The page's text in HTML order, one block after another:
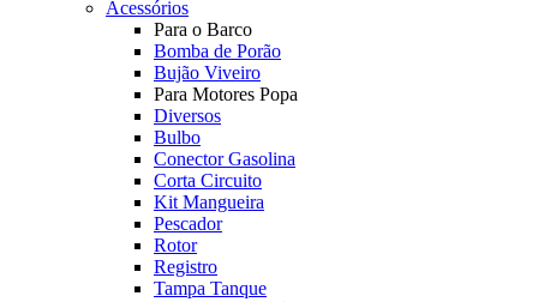
Acessórios
Para o Barco
Bomba de Porão
Bujão Viveiro
Para Motores Popa
Diversos
Bulbo
Conector Gasolina
Corta Circuito
Kit Mangueira
Pescador
Rotor
Registro
Tampa Tanque